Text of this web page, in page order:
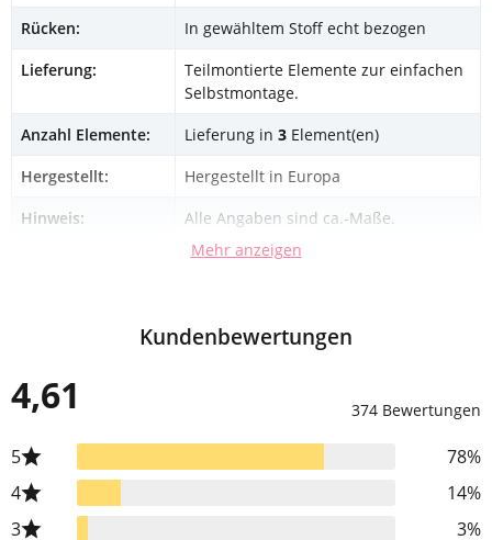
Rücken:
In gewähltem Stoff echt bezogen
Lieferung:
Teilmontierte Elemente zur einfachen
Selbstmontage.
Anzahl Elemente:
Lieferung in 3 Element(en)
Hergestellt:
Hergestellt in Europa
Hinweis:
Alle Angaben sind ca.-Maße.
Mehr anzeigen
Kundenbewertungen
4,61 374 Bewertungen
5
78%
4
14%
3
3%